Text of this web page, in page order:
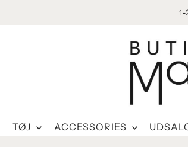
1-
TØJ ACCESSORIES